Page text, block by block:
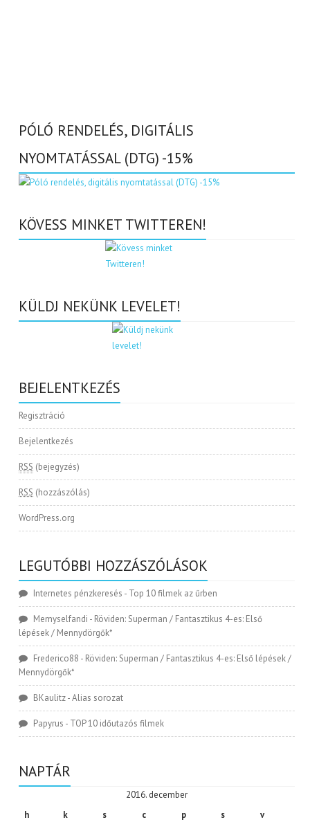
PÓLÓ RENDELÉS, DIGITÁLIS
NYOMTATÁSSAL (DTG) -15%
KÖVESS MINKET TWITTEREN!
KÜLDJ NEKÜNK LEVELET!
BEJELENTKEZÉS
Regisztráció
Bejelentkezés
RSS (bejegyzés)
RSS (hozzászólás)
WordPress.org
LEGUTÓBBI HOZZÁSZÓLÁSOK
Internetes pénzkeresés - Top 10 filmek az űrben
Memyselfandi - Röviden: Superman / Fantasztikus 4-es: Első
lépések / Mennydörgők*
Frederico88 - Röviden: Superman / Fantasztikus 4-es: Első lépések /
Mennydörgők*
BKaulitz-Alias sorozat
Papyrus - TOP 10 időutazós filmek
NAPTÁR
2016. december
h
k s c p s v